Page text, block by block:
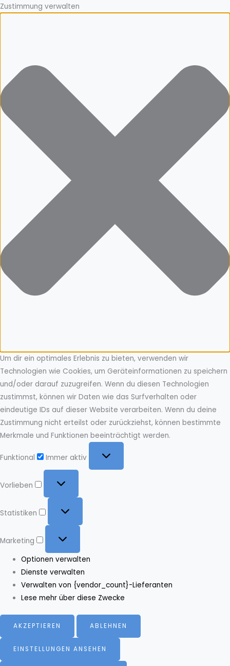
Zustimmung verwalten
Um dir ein optimales Erlebnis zu bieten, verwenden wir
Technologien wie Cookies, um Geräteinformationen zu speichern
und/oder darauf zuzugreifen. Wenn du diesen Technologien
zustimmst, können wir Daten wie das Surfverhalten oder
eindeutige IDs auf dieser Website verarbeiten. Wenn du deine
Zustimmung nicht erteilst oder zurückziehst, können bestimmte
Merkmale und Funktionen beeinträchtigt werden.
Funktional
Immer aktiv
Vorlieben
Statistiken
Marketing
Optionen verwalten
Dienste verwalten
Verwalten von {vendor_count}-Lieferanten
Lese mehr über diese Zwecke
AKZEPTIEREN ABLEHNEN
EINSTELLUNGEN ANSEHEN